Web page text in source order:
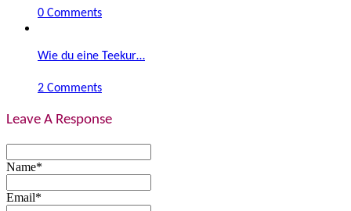
0 Comments
Wie du eine Teekur…
2 Comments
Leave A Response
Name*
Email*